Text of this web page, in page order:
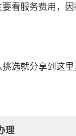
看服务费用，
选就分享到这
理